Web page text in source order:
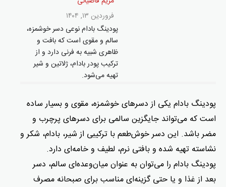
فروردین ۱۳, ۱۴۰۴
پودینگ بادام نوعی دسر خوشمزه،
سالم و مقوی است که بافت و
ظاهری شبیه به فرنی دارد و از
ترکیب پودر بادام، ژلاتین و شیر
تهیه می‌شود.
پودینگ بادام یکی از دسرهای خوشمزه، مقوی و بسیار ساده
است که می‌تواند جایگزین سالمی برای دسرهای پرچرب و
مضر باشد. این دسر خوش‌طعم با ترکیبی از شیر، بادام، شکر و
نشاسته تهیه شده و بافتی نرم، لطیف و خامه‌ای دارد.
پودینگ بادام را می‌توان به‌ عنوان میان‌وعده‌ای سالم، دسر
بعد از غذا و یا حتی گزینه‌ای مناسب برای صبحانه مصرف